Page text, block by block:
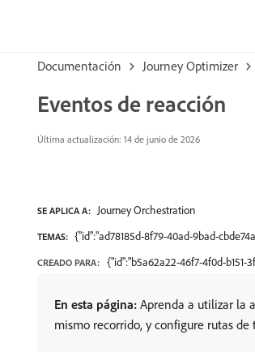
Documentación Journey Optimizer
Eventos de reacción
Última actualización: 14 de junio de 2026
SE APLICA A: Journey Orchestration
TEMAS: {"id":"ad78185d-8f79-40ad-9bad-
CREADO PARA: {"id":"b5a62a22-46f7-4f0d-b151-
En esta página: Aprenda a utilizar la
mismo recorrido, y configure rutas